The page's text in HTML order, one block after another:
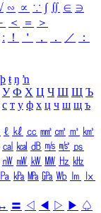
∽ ∝ ∵ ∫ ∬ ∈ ∋
＜ ＝
＞
ː ！ ＇ ， ． ／
：
þ ŧ ŋ ŉ
У Ф Х Ц Ч Ш Щ Ъ
с т у ф х ц ч ш щ ъ
ℓ ㎘ ㏄ ㎣ ㎤ ㎥ ㎦
㎈ ㎉ ㏈ ㎧ ㎨ ㎰
㎻ ㎽ ㎾ ㎿ ㎐ ㎑
㎩ ㎪ ㎫ ㎬ ㏝ ㏐
㏓
〓 ◁ ◀ ▷ ▶ ♤